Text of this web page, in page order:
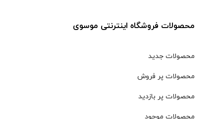
محصولات فروشگاه اینترنتی موسوی
محصولات جدید
محصولات پر فروش
محصولات پر بازدید
محصولات موجود